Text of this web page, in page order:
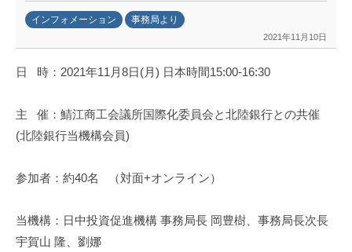
促
進
構
インフォメーション 事務局より
2021年11月10日
k
n
a
m
日 時： 2021年11月 8日 (月 ) 日本時間15:00-16:30
主
催：鯖江商工会議所国際化委員会と北陸銀行との共催
(北陸銀行当機構会員)
参加者：約40名 （対面+オンライン）
当機構：日中投資促進機構 事務局長 岡豊樹、事務局長次長
宇賀山 隆、劉娜
構